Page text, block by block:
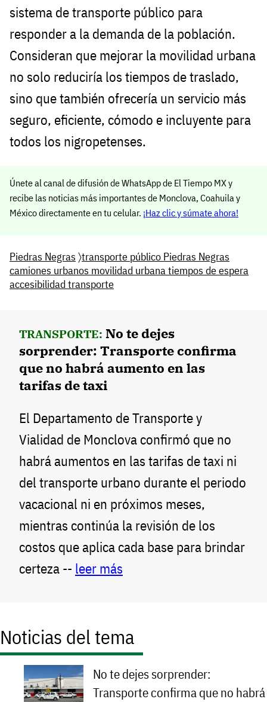
sistema de transporte público para
responder a la demanda de la población.
Consideran que mejorar la movilidad urbana
no solo reduciría los tiempos de traslado,
sino que también ofrecería un servicio más
seguro, eficiente, cómodo e incluyente para
todos los nigropetenses.
Únete al canal de difusión de WhatsApp de El Tiempo MX y
recibe las noticias más importantes de Monclova, Coahuila y
México directamente en tu celular. ¡Haz clic y súmate ahora!
Piedras Negras 〉transporte público Piedras Negras
camiones urbanos movilidad urbana tiempos de espera
accesibilidad transporte
TRANSPORTE: No te dejes
sorprender: Transporte confirma
que no habrá aumento en las
tarifas de taxi
El Departamento de Transporte y
Vialidad de Monclova confirmó que no
habrá aumentos en las tarifas de taxi ni
del transporte urbano durante el periodo
vacacional ni en próximos meses,
mientras continúa la revisión de los
costos que aplica cada base para brindar
certeza -- leer más
Noticias del tema
No te dejes sorprender:
Transporte confirma que no habrá